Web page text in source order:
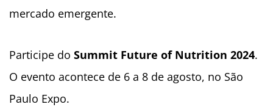
mercado emergente.
Participe do Summit Future of Nutrition 2024.
O evento acontece de 6 a 8 de agosto, no São
Paulo Expo.